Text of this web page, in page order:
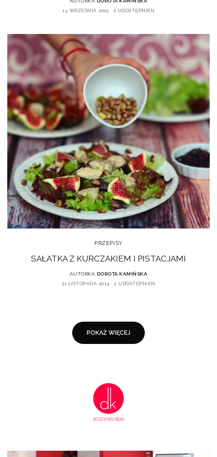
13 WRZEŚNIA 2015
2 UDOSTĘPNIEŃ
PRZEPISY
SAŁATKA Z KURCZAKIEM I PISTACJAMI
AUTORKA DOROTA KAMIŃSKA
21 LISTOPADA 2014
2 UDOSTĘPNIEŃ
POKAŻ WIĘCEJ